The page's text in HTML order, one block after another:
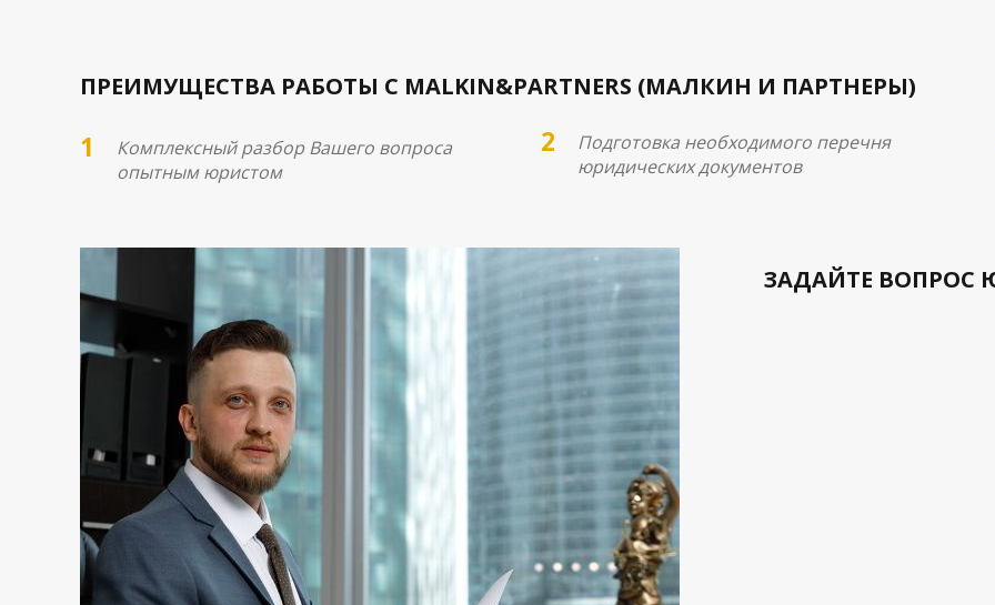
ПРЕИМУЩЕСТВА РАБОТЫ С MALKIN&PARTNERS (МАЛКИН И ПАРТНЕРЫ)
Комплексный разбор Вашего вопроса
опытным юристом
Подготовка необходимого перечня
юридических документов
ЗАДАЙТЕ ВОПРОС